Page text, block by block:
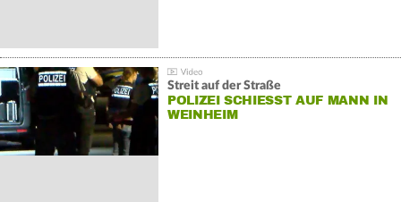
Streit auf der Straße
POLIZEI SCHIESST AUF MANN IN W
EINHEIM